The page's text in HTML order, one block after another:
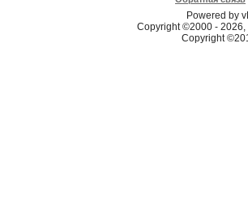
Powered by
Copyright ©2000 -
Copyright